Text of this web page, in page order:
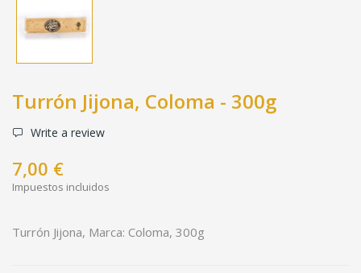
Turrón Jijona, Coloma - 300g
Write a review
7,00 €
Impuestos incluidos
Turrón Jijona, Marca: Coloma, 300g